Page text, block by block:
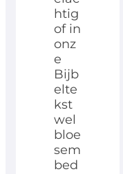
htig
of in
onz
e
Bijb
elte
kst
wel
bloe
sem
bed